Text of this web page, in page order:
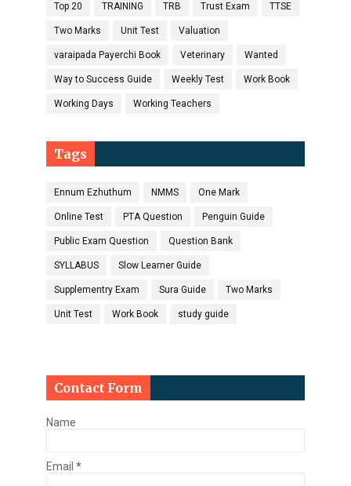
Top 20 TRAINING TRB Trust Exam TTSE
Two Marks Unit Test Valuation
varaipada Payerchi Book Veterinary Wanted
Way to Success Guide Weekly Test Work Book
Working Days Working Teachers
Tags
Ennum Ezhuthum NMMS One Mark
Online Test PTA Question Penguin Guide
Public Exam Question Question Bank
SYLLABUS Slow Learner Guide
Supplementry Exam Sura Guide Two Marks
Unit Test Work Book study guide
Contact Form
Name
Email *